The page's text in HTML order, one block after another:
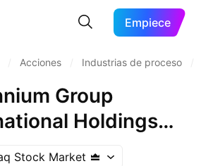
Empiece
Acciones Industrias de proceso
Group
Holdings
Stock Market